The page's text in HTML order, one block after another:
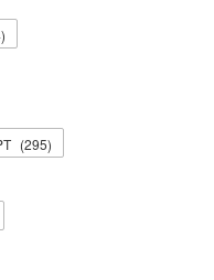
)
(295)